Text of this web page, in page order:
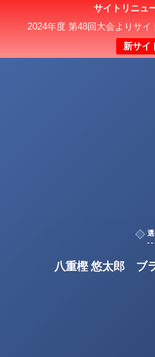
サイトリニュ
2024年度 第48回大会よりサイ
新サイ
八重樫 悠太郎 ブ